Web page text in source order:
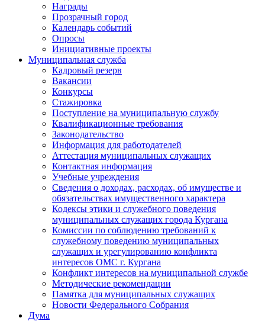
Награды
Прозрачный город
Календарь событий
Опросы
Инициативные проекты
Муниципальная служба
Кадровый резерв
Вакансии
Конкурсы
Стажировка
Поступление на муниципальную службу
Квалификационные требования
Законодательство
Информация для работодателей
Аттестация муниципальных служащих
Контактная информация
Учебные учреждения
Сведения о доходах, расходах, об имуществе и
обязательствах имущественного характера
Кодексы этики и служебного поведения
муниципальных служащих города Кургана
Комиссии по соблюдению требований к
служебному поведению муниципальных
служащих и урегулированию конфликта
интересов ОМС г. Кургана
Конфликт интересов на муниципальной службе
Методические рекомендации
Памятка для муниципальных служащих
Новости Федерального Cобрания
Дума